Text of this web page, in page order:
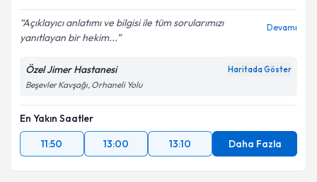
Açıklayıcı anlatımı ve bilgisi ile tüm sorularımızı
yanıtlayan bir hekim...
Devamı
Özel Jimer Hastanesi Haritada Göster
Beşevler Kavşağı, Orhaneli Yolu
En Yakın Saatler
11:50
13:00 13:10 Daha Fazla